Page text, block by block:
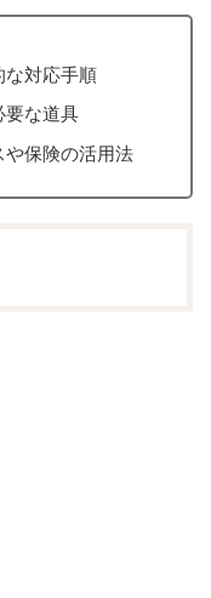
対応手順
要な道具
保険の活用法